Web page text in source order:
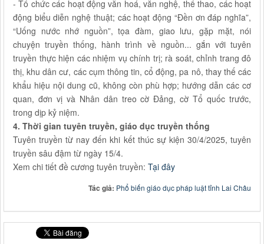
- Tổ chức các hoạt động văn hoá, văn nghệ, thể thao, các hoạt
động biểu diễn nghệ thuật; các hoạt động “Đền ơn đáp nghĩa”,
“Uống nước nhớ nguồn”, tọa đàm, giao lưu, gặp mặt, nói
chuyện truyền thống, hành trình về nguồn... gắn với tuyên
truyền thực hiện các nhiệm vụ chính trị; rà soát, chỉnh trang đô
thị, khu dân cư, các cụm thông tin, cổ động, pa nô, thay thế các
khẩu hiệu nội dung cũ, không còn phù hợp; hướng dẫn các cơ
quan, đơn vị và Nhân dân treo cờ Đảng, cờ Tổ quốc trước,
trong dịp kỷ niệm.
4. Thời gian tuyên truyền, giáo dục truyền thống
Tuyên truyền từ nay đến khi kết thúc sự kiện 30/4/2025, tuyên
truyền sâu đậm từ ngày 15/4.
Xem chi tiết đề cương tuyên truyền: Tại đây
Tác giả: Phổ biến giáo dục pháp luật tỉnh Lai Châu